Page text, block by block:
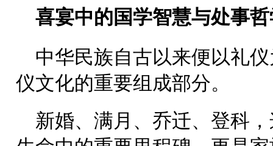
喜宴中的国学智慧与处事
中华民族自古以来便以礼
仪文化的重要组成部分。
新婚、满月、乔迁、登科